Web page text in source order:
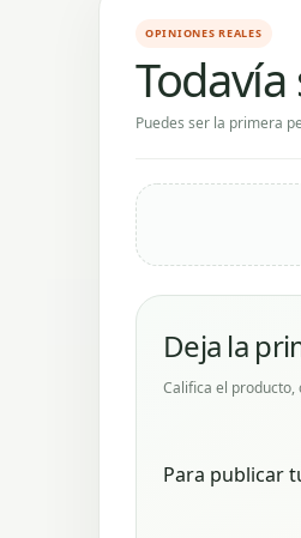
OPINIONES REALES
Puedes ser la primera
Deja la
Califica el producto,
Para publicar